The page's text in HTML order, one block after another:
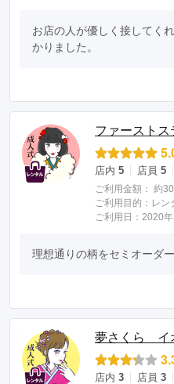
お店の人が優しく接してく
かりました。
ファースト
店内 5 店員 5
ご利用金額： 約
ご利用目的： レン
ご利用日：2020年
理想通りの柄をセミオーダ
夢さくら イ
店内 3 店員 3